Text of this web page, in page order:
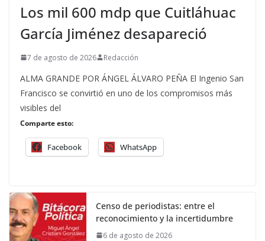
Los mil 600 mdp que Cuitláhuac
García Jiménez desapareció
7 de agosto de 2026 Redacción
ALMA GRANDE POR ÁNGEL ÁLVARO PEÑA El Ingenio San
Francisco se convirtió en uno de los compromisos más
visibles del
Comparte esto:
Facebook WhatsApp
Censo de periodistas: entre el
reconocimiento y la incertidumbre
6 de agosto de 2026